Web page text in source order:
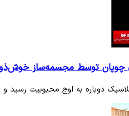
چوپان توسط مجسمه‌ساز
دوباره به اوج محبوبیت رسید